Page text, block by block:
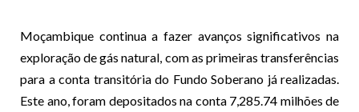
Moçambique continua a fazer avanços significativos na
exploração de gás natural, com as primeiras transferências
para a conta transitória do Fundo Soberano já realizadas.
Este ano, foram depositados na conta 7,285.74 milhões de